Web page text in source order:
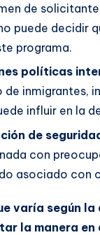
de
puede decidir
programa.
políticas
de inmigrantes,
influir en la
de
con
asociado con
varía según
la manera en